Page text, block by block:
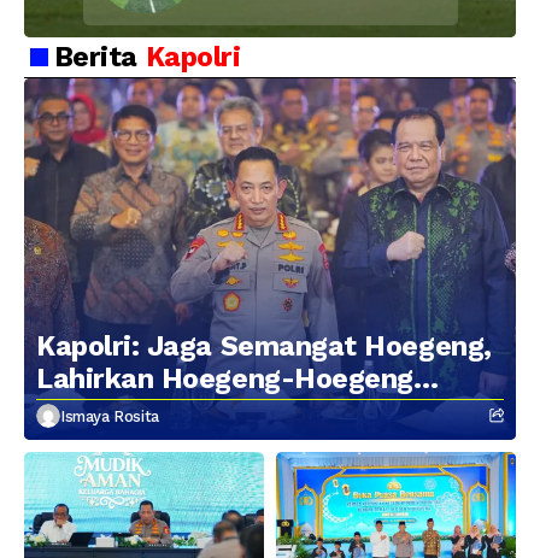
Kebersamaan Personel
Berita Kapolri
Kapolri: Jaga Semangat Hoegeng,
Lahirkan Hoegeng-Hoegeng
Berikutnya
Ismaya Rosita